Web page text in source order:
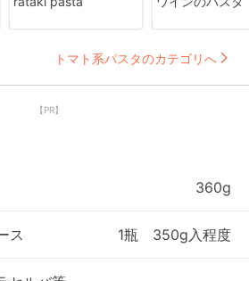
トマト系パスタのカテゴリへ
【PR】
360g
ス 1瓶 350g入程度